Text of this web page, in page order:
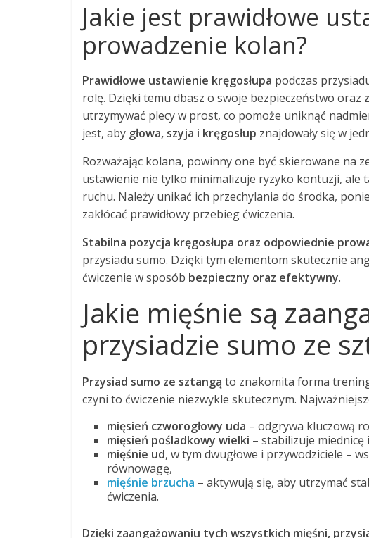
Jakie jest prawidłowe
prowadzenie kolan?
Prawidłowe ustawienie kręgosłupa podczas
rolę. Dzięki temu dbasz o swoje bezpieczeństwo oraz
utrzymywać plecy w prost, co pomoże uniknąć
jest, aby głowa, szyja i kręgosłup znajdowały się w
Rozważając kolana, powinny one być skierowane na
ustawienie nie tylko minimalizuje ryzyko kontuzji, ale
ruchu. Należy unikać ich przechylania do środka,
zakłócać prawidłowy przebieg ćwiczenia.
Stabilna pozycja kręgosłupa oraz odpowiednie
przysiadu sumo. Dzięki tym elementom skutecznie
ćwiczenie w sposób bezpieczny oraz efektywny.
Jakie mięśnie są
przysiadzie sumo ze
Przysiad sumo ze sztangą to znakomita forma
czyni to ćwiczenie niezwykle skutecznym.
mięsień czworogłowy uda – odgrywa kluczową
mięsień pośladkowy wielki – stabilizuje
mięśnie ud, w tym dwugłowe i przywodziciele –
równowagę,
mięśnie brzucha – aktywują się, aby utrzymać
ćwiczenia.
Dzięki zaangażowaniu tych wszystkich mięśni,